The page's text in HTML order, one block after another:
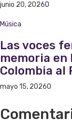
junio 20, 20260
Música
Las voces
memoria en
Colombia al
mayo 15, 20260